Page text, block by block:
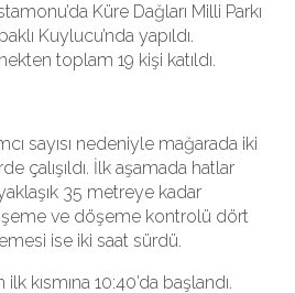
Küre Dağları Milli Parkı
Kuylucu’nda yapıldı.
toplam 19 kişi katıldı.
sayısı nedeniyle mağarada iki
çalışıldı. İlk aşamada hatlar
35 metreye kadar
ve döşeme kontrolü dört
ise iki saat sürdü.
kısmına 10:40’da başlandı.